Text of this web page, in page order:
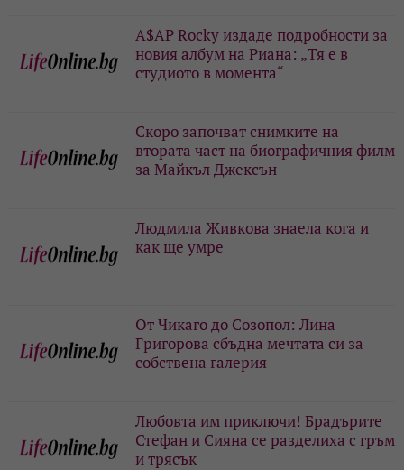
A$AP Rocky издаде подробности за
новия албум на Риана: „Тя е в
студиото в момента“
Скоро започват снимките на
втората част на биографичния филм
за Майкъл Джексън
Людмила Живкова знаела кога и
как ще умре
От Чикаго до Созопол: Лина
Григорова сбъдна мечтата си за
собствена галерия
Любовта им приключи! Брадърите
Стефан и Сияна се разделиха с гръм
и трясък